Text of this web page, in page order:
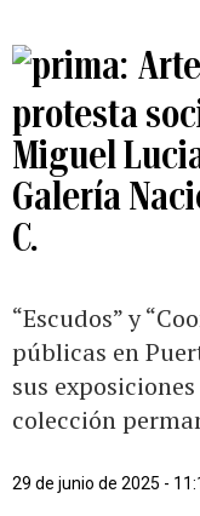
protesta
Miguel
Galería
C.
“Escudos” y
públicas en
sus
colección
29 de junio de 2025 -